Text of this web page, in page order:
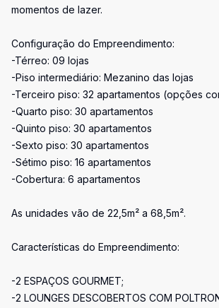
momentos de lazer.
Configuração do Empreendimento:
-Térreo: 09 lojas
-Piso intermediário: Mezanino das lojas
-Terceiro piso: 32 apartamentos (opções
-Quarto piso: 30 apartamentos
-Quinto piso: 30 apartamentos
-Sexto piso: 30 apartamentos
-Sétimo piso: 16 apartamentos
-Cobertura: 6 apartamentos
As unidades vão de 22,5m² a 68,5m².
Características do Empreendimento:
-2 ESPAÇOS GOURMET;
-2 LOUNGES DESCOBERTOS COM